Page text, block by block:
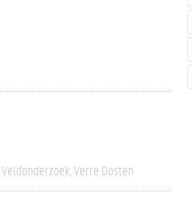
Veldonderzoek Verre Oosten